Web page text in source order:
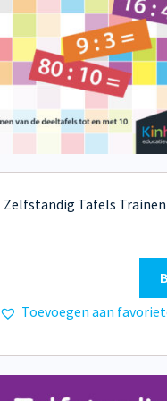
Zelfstandig Tafels Trainen
heeft
variaties.
Deze
Toevoegen aan